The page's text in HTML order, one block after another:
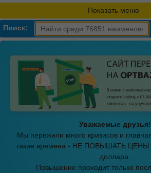
Показать меню
Поиск:
Уважаемые друзья!
Мы пережили много кризисов и
такие времена - НЕ ПОВЫШАТЬ ЦЕНЫ в
доллара.
Повышение проходит только